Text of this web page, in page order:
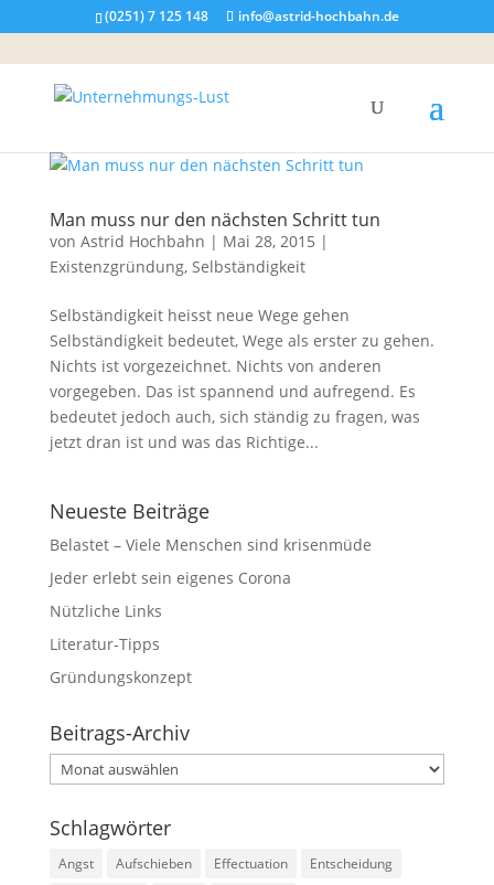
(0251) 7 125 148 info@astrid-hochbahn.de
Man muss nur den nächsten Schritt tun
von Astrid Hochbahn | Mai 28, 2015 |
Existenzgründung, Selbständigkeit
Selbständigkeit heisst neue Wege gehen
Selbständigkeit bedeutet, Wege als erster zu gehen.
Nichts ist vorgezeichnet. Nichts von anderen
vorgegeben. Das ist spannend und aufregend. Es
bedeutet jedoch auch, sich ständig zu fragen, was
jetzt dran ist und was das Richtige...
Neueste Beiträge
Belastet – Viele Menschen sind krisenmüde
Jeder erlebt sein eigenes Corona
Nützliche Links
Literatur-Tipps
Gründungskonzept
Beitrags-Archiv
Beitrags-
Archiv
Schlagwörter
Angst Aufschieben Effectuation
Entscheidung